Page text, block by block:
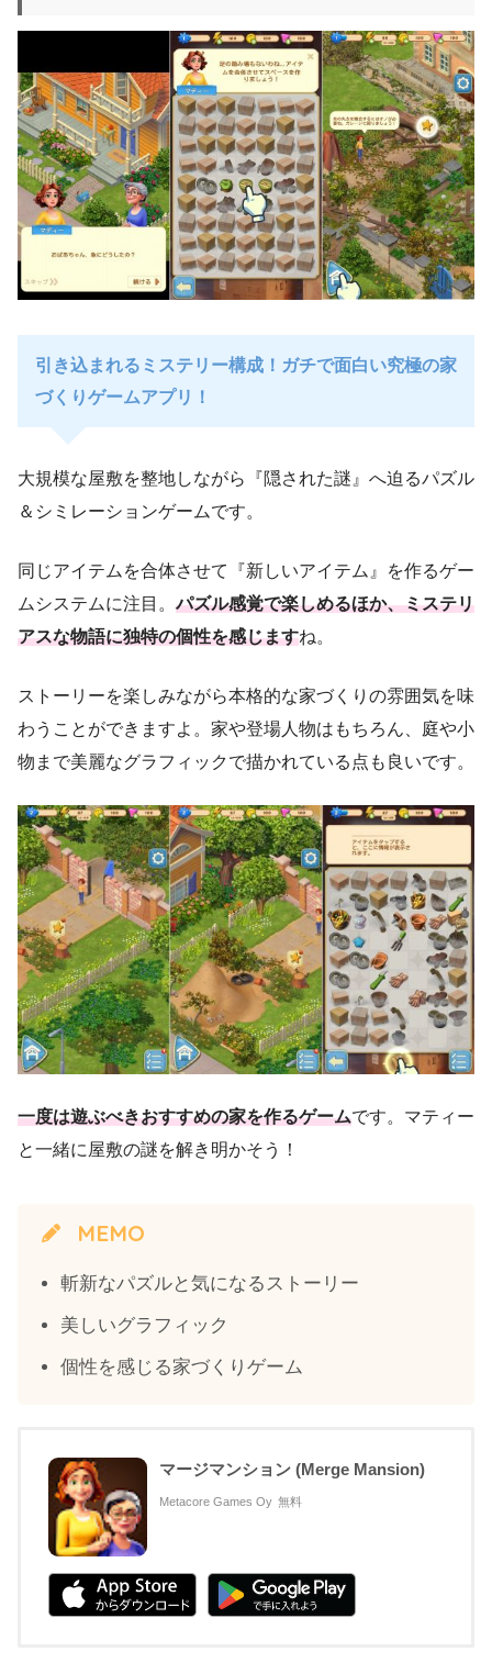
引き込まれるミステリー構成！ガチで面白い究極の家
づくりゲームアプリ！
大規模な屋敷を整地しながら『隠された謎』へ迫るパズル
＆シミレーションゲームです。
同じアイテムを合体させて『新しいアイテム』を作るゲー
ムシステムに注目。パズル感覚で楽しめるほか、ミステリ
アスな物語に独特の個性を感じますね。
ストーリーを楽しみながら本格的な家づくりの雰囲気を味
わうことができますよ。家や登場人物はもちろん、庭や小
物まで美麗なグラフィックで描かれている点も良いです。
一度は遊ぶべきおすすめの家を作るゲームです。マティー
と一緒に屋敷の謎を解き明かそう！
MEMO
斬新なパズルと気になるストーリー
美しいグラフィック
個性を感じる家づくりゲーム
マージマンション (Merge Mansion)
Metacore Games Oy 無料